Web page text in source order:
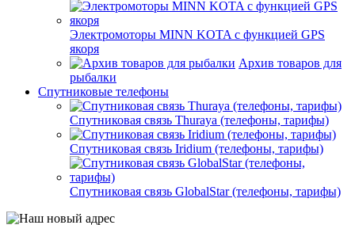
Электромоторы MINN KOTA с функцией GPS
якоря
Архив товаров для
рыбалки
Спутниковые телефоны
Спутниковая связь Thuraya (телефоны, тарифы)
Спутниковая связь Iridium (телефоны, тарифы)
Спутниковая связь GlobalStar (телефоны, тарифы)